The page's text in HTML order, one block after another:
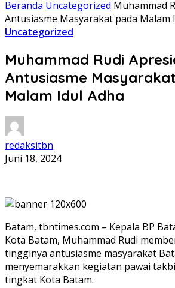
Beranda Uncategorized Muhammad
Antusiasme Masyarakat pada Malam
Uncategorized
Muhammad Rudi
Antusiasme
Malam Idul Adha
redaksitbn
Juni 18, 2024
Batam, tbntimes.com – Kepala BP
Kota Batam, Muhammad Rudi
tingginya antusiasme masyarakat
menyemarakkan kegiatan pawai
tingkat Kota Batam.